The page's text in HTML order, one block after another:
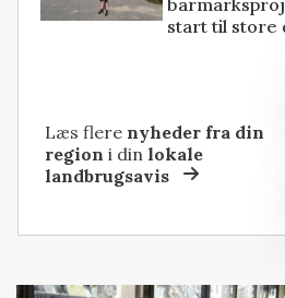
start til store
Læs flere nyheder fra din
region i dinlokale
landbrugsavis